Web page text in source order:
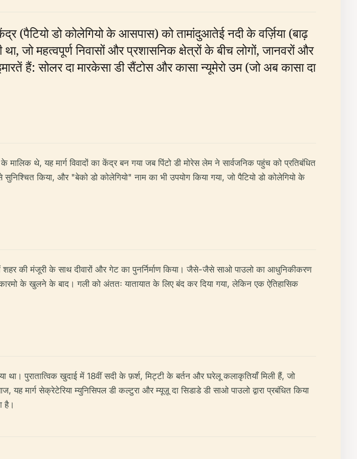
(पैटियो डो कोलेगियो के आसपास) को तामांदुआतेई नदी के वर्ज़िया (बाढ़
जो महत्वपूर्ण निवासों और प्रशासनिक क्षेत्रों के बीच लोगों, जानवरों और
हैं: सोलर दा मारकेसा डी सैंटोस और कासा न्यूमेरो उम (जो अब कासा दा
थे, यह मार्ग विवादों का केंद्र बन गया जब पिंटो डी मोरेस लेम ने सार्वजनिक पहुंच को प्रतिबंधित
किया, और "बेको डो कोलेगियो" नाम का भी उपयोग किया गया, जो पैटियो डो कोलेगियो के
की मंजूरी के साथ दीवारों और गेट का पुनर्निर्माण किया। जैसे-जैसे साओ पाउलो का आधुनिकीकरण
के खुलने के बाद। गली को अंततः यातायात के लिए बंद कर दिया गया, लेकिन एक ऐतिहासिक
था। पुरातात्विक खुदाई में 18वीं सदी के फ़र्श, मिट्टी के बर्तन और घरेलू कलाकृतियाँ मिली हैं, जो
यह मार्ग सेक्रेटेरिया म्युनिसिपल डी कल्टुरा और म्यूज़ू दा सिडाडे डी साओ पाउलो द्वारा प्रबंधित किया
है।